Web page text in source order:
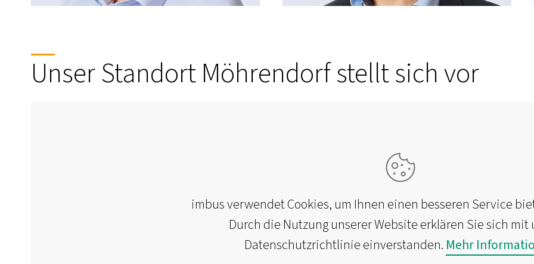
Unser Standort Möhrendorf stellt sich vor
imbus verwendet Cookies, um Ihnen einen besseren Service
Durch die Nutzung unserer Website erklären Sie sich mit
Datenschutzrichtlinie einverstanden. Mehr